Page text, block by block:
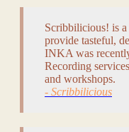
Scribbilicious! is
provide tasteful,
INKA was
Recording
and workshops.
- Scribbilicious